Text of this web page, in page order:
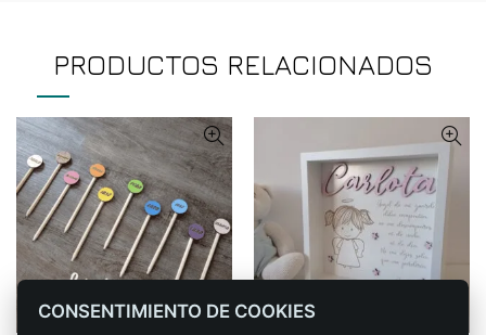
PRODUCTOS RELACIONADOS
CONSENTIMIENTO DE COOKIES